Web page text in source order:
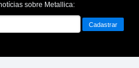
sobre Metallica: